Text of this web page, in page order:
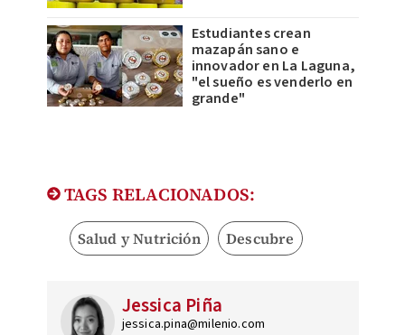
Estudiantes crean
mazapán sano e
innovador en La Laguna,
"el sueño es venderlo en
grande"
TAGS RELACIONADOS:
Salud y Nutrición Descubre
Jessica Piña
jessica.pina@milenio.com